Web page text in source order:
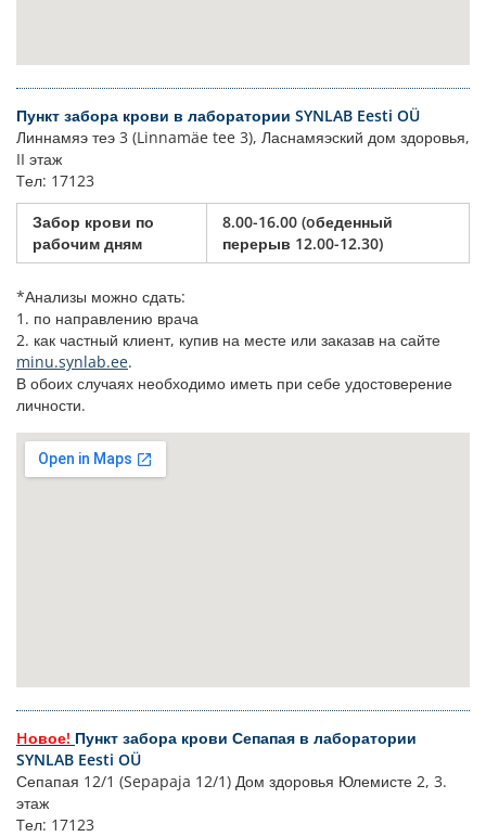
Пункт забора крови в лаборатории SYNLAB Eesti OÜ
Линнамяэ теэ 3 (Linnamäe tee 3), Ласнамяэский дом здоровья,
II этаж
Tел: 17123
Забор крови по
рабочим дням
8.00-16.00 (oбеденный
перерыв 12.00-12.30)
*Анализы можно сдать:
1. по направлению врача
2. как частный клиент, купив на месте или заказав на сайте
minu.synlab.ee.
В обоих случаях необходимо иметь при себе удостоверение
личности.
Hовое! Пункт забора крови Сепапая в лаборатории
SYNLAB Eesti OÜ
Сепапая 12/1 (Sepapaja 12/1) Дом здоровья Юлемисте 2, 3.
этаж
Tел: 17123